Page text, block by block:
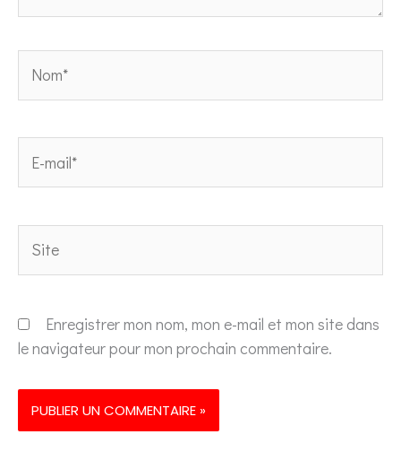
mail*
Enregistrer mon nom, mon e-mail et mon site dans
le navigateur pour mon prochain commentaire.